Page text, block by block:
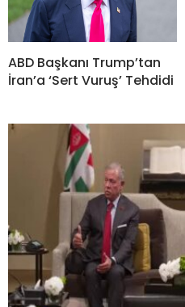
ABD Başkanı Trump’tan
İran’a ‘Sert Vuruş’ Tehdidi